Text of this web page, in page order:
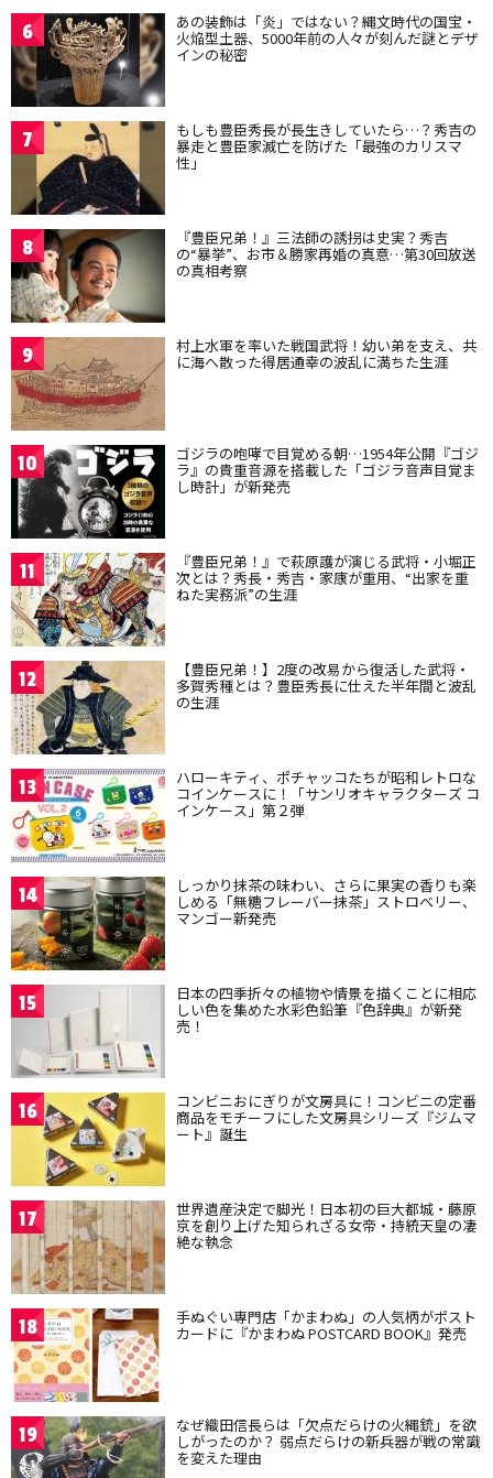
6 あの装飾は「炎」ではない？縄文時代の国宝・
火焔型土器、5000年前の人々が刻んだ謎とデザ
インの秘密
7 もしも豊臣秀長が長生きしていたら…？秀吉の
暴走と豊臣家滅亡を防げた「最強のカリスマ
性」
8 『豊臣兄弟！』三法師の誘拐は史実？秀吉
の“暴挙”、お市＆勝家再婚の真意…第30回放送
の真相考察
9 村上水軍を率いた戦国武将！幼い弟を支え、共
に海へ散った得居通幸の波乱に満ちた生涯
10 ゴジラの咆哮で目覚める朝…1954年公開『ゴジ
ラ』の貴重音源を搭載した「ゴジラ音声目覚ま
し時計」が新発売
11 『豊臣兄弟！』で萩原護が演じる武将・小堀正
次とは？秀長・秀吉・家康が重用、“出家を重
ねた実務派”の生涯
12 【豊臣兄弟！】2度の改易から復活した武将・
多賀秀種とは？豊臣秀長に仕えた半年間と波乱
の生涯
13 ハローキティ、ポチャッコたちが昭和レトロな
コインケースに！「サンリオキャラクターズ コ
インケース」第２弾
14 しっかり抹茶の味わい、さらに果実の香りも楽
しめる「無糖フレーバー抹茶」ストロベリー、
マンゴー新発売
15 日本の四季折々の植物や情景を描くことに相応
しい色を集めた水彩色鉛筆『色辞典』が新発
売！
16 コンビニおにぎりが文房具に！コンビニの定番
商品をモチーフにした文房具シリーズ『ジムマ
ート』誕生
17 世界遺産決定で脚光！日本初の巨大都城・藤原
京を創り上げた知られざる女帝・持統天皇の凄
絶な執念
18 手ぬぐい専門店「かまわぬ」の人気柄がポスト
カードに『かまわぬ POSTCARD BOOK』発売
19 なぜ織田信長らは「欠点だらけの火縄銃」を欲
しがったのか？ 弱点だらけの新兵器が戦の常識
を変えた理由